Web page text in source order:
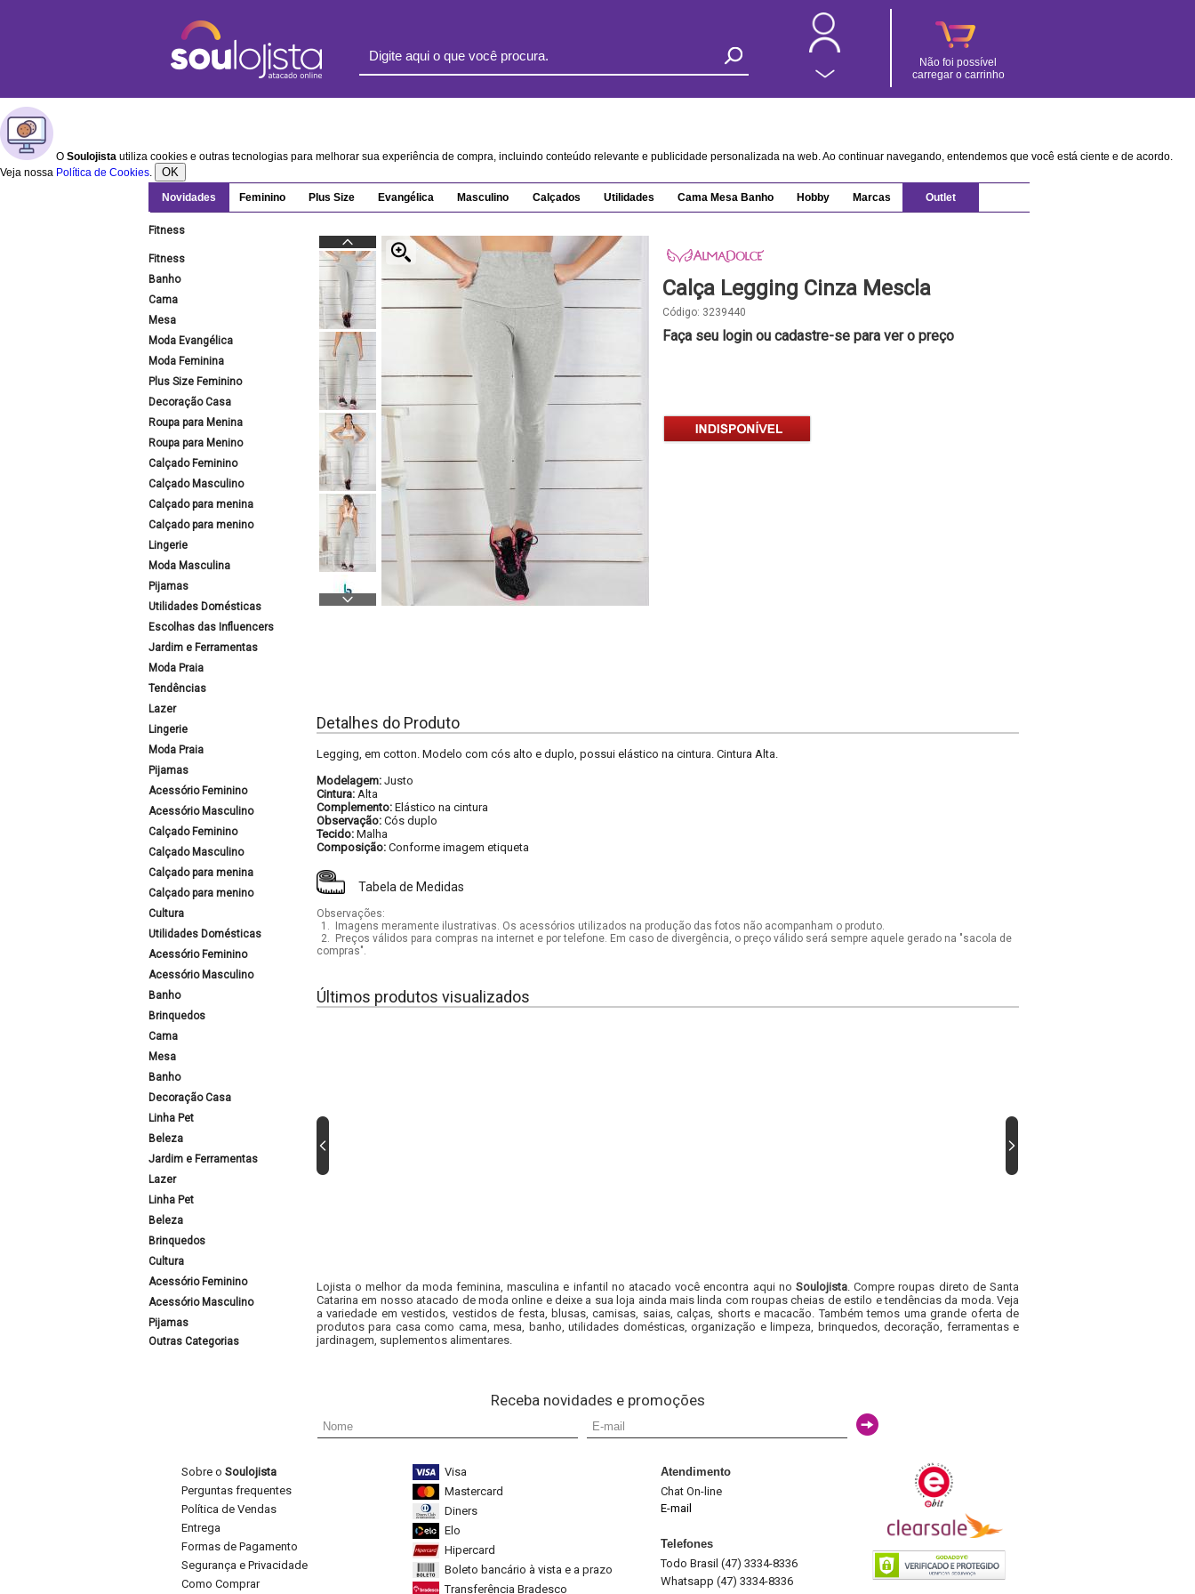
Não foi possível
carregar o carrinho
O Soulojista utiliza cookies e outras tecnologias para melhorar sua experiência de compra, incluindo conteúdo relevante e publicidade personalizada na web. Ao continuar navegando, entendemos que você está ciente e de acordo.
Veja nossa Política de Cookies. OK
Novidades Feminino Plus Size Evangélica Masculino Calçados Utilidades Cama Mesa Banho Hobby Marcas Outlet
Fitness
Fitness
Banho
Cama
Mesa
Moda Evangélica
Moda Feminina
Plus Size Feminino
Decoração Casa
Roupa para Menina
Roupa para Menino
Calçado Feminino
Calçado Masculino
Calçado para menina
Calçado para menino
Lingerie
Moda Masculina
Pijamas
Utilidades Domésticas
Escolhas das Influencers
Jardim e Ferramentas
Moda Praia
Tendências
Lazer
Lingerie
Moda Praia
Pijamas
Acessório Feminino
Acessório Masculino
Calçado Feminino
Calçado Masculino
Calçado para menina
Calçado para menino
Cultura
Utilidades Domésticas
Acessório Feminino
Acessório Masculino
Banho
Brinquedos
Cama
Mesa
Banho
Decoração Casa
Linha Pet
Beleza
Jardim e Ferramentas
Lazer
Linha Pet
Beleza
Brinquedos
Cultura
Acessório Feminino
Acessório Masculino
Pijamas
Outras Categorias
Calça Legging Cinza Mescla
Código: 3239440
Faça seu login ou cadastre-se para ver o preço
Detalhes do Produto
Legging, em cotton. Modelo com cós alto e duplo, possui elástico na cintura. Cintura Alta.
Modelagem: Justo
Cintura: Alta
Complemento: Elástico na cintura
Observação: Cós duplo
Tecido: Malha
Composição: Conforme imagem etiqueta
Tabela de Medidas
Observações:
1.
Imagens meramente ilustrativas. Os acessórios utilizados na produção das fotos não acompanham o produto.
2.
Preços válidos para compras na internet e por telefone. Em caso de divergência, o preço válido será sempre aquele gerado na "sacola de
compras".
Últimos produtos visualizados
Lojista o melhor da moda feminina, masculina e infantil no atacado você encontra aqui no Soulojista. Compre roupas direto de Santa
Catarina em nosso atacado de moda online e deixe a sua loja ainda mais linda com roupas cheias de estilo e tendências da moda. Veja
a variedade em vestidos, vestidos de festa, blusas, camisas, saias, calças, shorts e macacão. Também temos uma grande oferta de
produtos para casa como cama, mesa, banho, utilidades domésticas, organização e limpeza, brinquedos, decoração, ferramentas e
jardinagem, suplementos alimentares.
Receba novidades e promoções
Sobre o Soulojista
Perguntas frequentes
Política de Vendas
Entrega
Formas de Pagamento
Segurança e Privacidade
Como Comprar
Visa
Mastercard
Diners
Elo
Hipercard
Boleto bancário à vista e a prazo
Transferência Bradesco
Atendimento
Chat On-line
E-mail
Telefones
Todo Brasil (47) 3334-8336
Whatsapp (47) 3334-8336